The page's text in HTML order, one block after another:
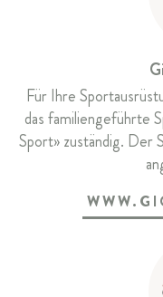
Für Ihre
das familiengeführte
Sport» zuständig. Der